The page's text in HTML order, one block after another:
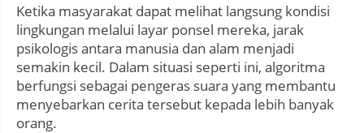
Ketika masyarakat dapat melihat langsung kondisi
lingkungan melalui layar ponsel mereka, jarak
psikologis antara manusia dan alam menjadi
semakin kecil. Dalam situasi seperti ini, algoritma
berfungsi sebagai pengeras suara yang membantu
menyebarkan cerita tersebut kepada lebih banyak
orang.